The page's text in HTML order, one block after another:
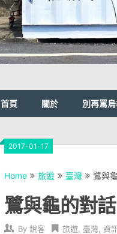
首頁 關於 別再罵
2017-01-17
Home 旅遊 臺灣 鷺與
鷺與龜的對話
By 銳客 旅遊 臺灣 資訊